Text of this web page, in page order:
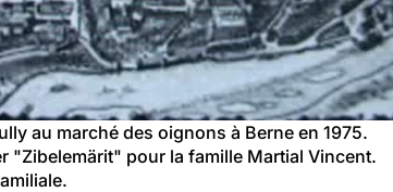
la
vidéo
au marché des oignons à Berne en 1975.
"Zibelemärit" pour la famille Martial Vincent.